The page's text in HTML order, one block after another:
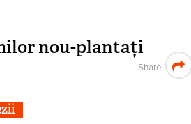
nou-plantați
Share